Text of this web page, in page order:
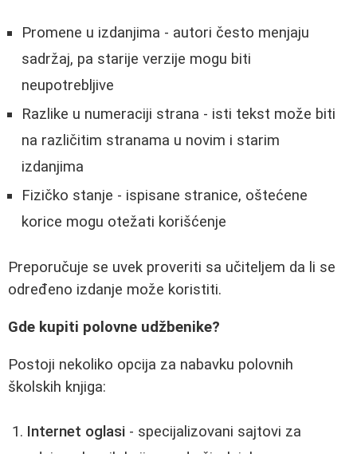
Promene u izdanjima - autori često menjaju
sadržaj, pa starije verzije mogu biti
neupotrebljive
Razlike u numeraciji strana - isti tekst može biti
na različitim stranama u novim i starim
izdanjima
Fizičko stanje - ispisane stranice, oštećene
korice mogu otežati korišćenje
Preporučuje se uvek proveriti sa učiteljem da li se
određeno izdanje može koristiti.
Gde kupiti polovne udžbenike?
Postoji nekoliko opcija za nabavku polovnih
školskih knjiga:
Internet oglasi - specijalizovani sajtovi za